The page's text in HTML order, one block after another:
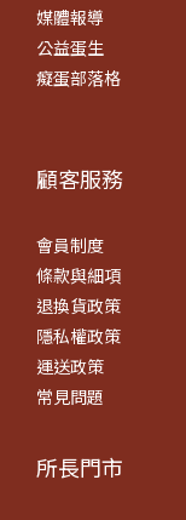
媒體報導
公益蛋生
癡蛋部落格
顧客服務
會員制度
條款與細項
退換貨政策
隱私權政策
運送政策
常見問題
所長門市